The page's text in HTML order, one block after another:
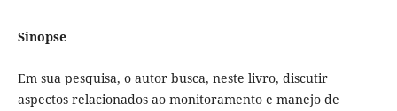
Sinopse
Em sua pesquisa, o autor busca, neste livro, discutir
aspectos relacionados ao monitoramento e manejo de